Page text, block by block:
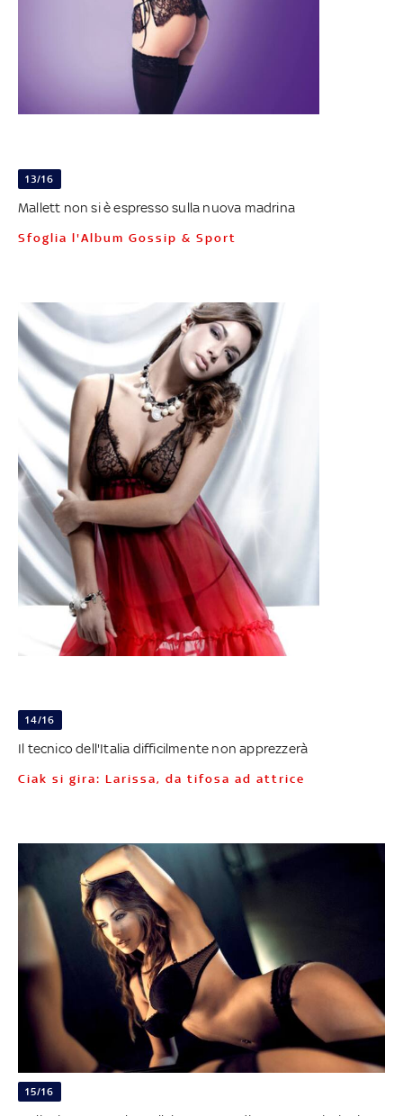
13/16
Mallett non si è espresso sulla nuova madrina
Sfoglia l'Album Gossip & Sport
14/16
Il tecnico dell'Italia difficilmente non apprezzerà
Ciak si gira: Larissa, da tifosa ad attrice
15/16